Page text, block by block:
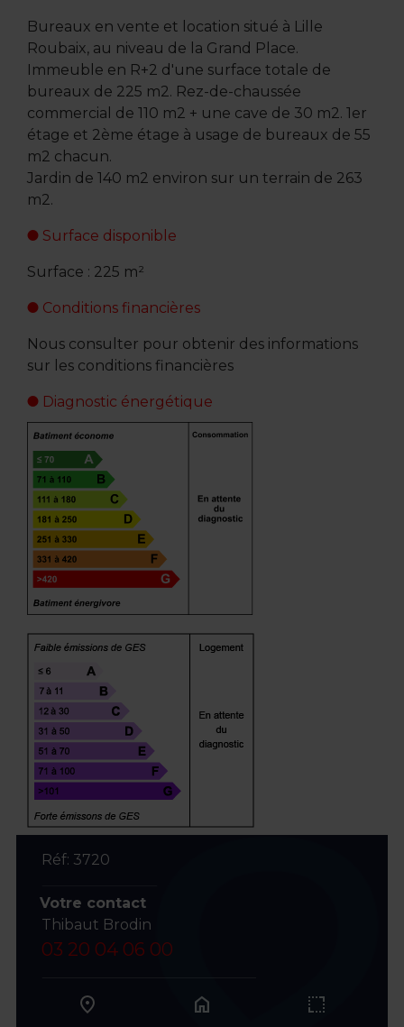
Bureaux en vente et location situé à Lille
Roubaix, au niveau de la Grand Place.
Immeuble en R+2 d'une surface totale de
bureaux de 225 m2. Rez-de-chaussée
commercial de 110 m2 + une cave de 30 m2. 1er
étage et 2ème étage à usage de bureaux de 55
m2 chacun.
Jardin de 140 m2 environ sur un terrain de 263
m2.
Surface disponible
Surface : 225 m²
Conditions financières
Nous consulter pour obtenir des informations
sur les conditions financières
Diagnostic énergétique
Réf: 3720
Votre contact
Thibaut Brodin
03 20 04 06 00
home